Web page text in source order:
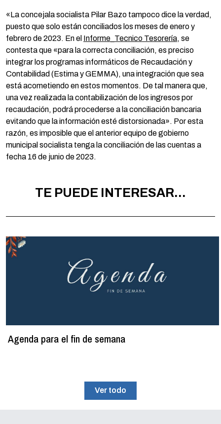
«La concejala socialista Pilar Bazo tampoco dice la verdad,
puesto que solo están conciliados los meses de enero y
febrero de 2023. En el Informe_Tecnico Tesorería, se
contesta que «para la correcta conciliación, es preciso
integrar los programas informáticos de Recaudación y
Contabilidad (Estima y GEMMA), una integración que sea
está acometiendo en estos momentos. De tal manera que,
una vez realizada la contabilización de los ingresos por
recaudación, podrá procederse a la conciliación bancaria
evitando que la información esté distorsionada». Por esta
razón, es imposible que el anterior equipo de gobierno
municipal socialista tenga la conciliación de las cuentas a
fecha 16 de junio de 2023.
TE PUEDE INTERESAR...
Agenda para el fin de semana
Ver todo